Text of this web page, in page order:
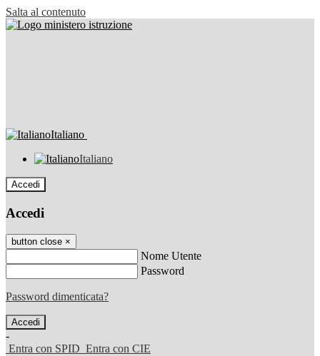
Salta al contenuto
Italiano
Italiano
Accedi
Accedi
button close ×
Nome Utente
Password
Password dimenticata?
-
Entra con SPID Entra con CIE